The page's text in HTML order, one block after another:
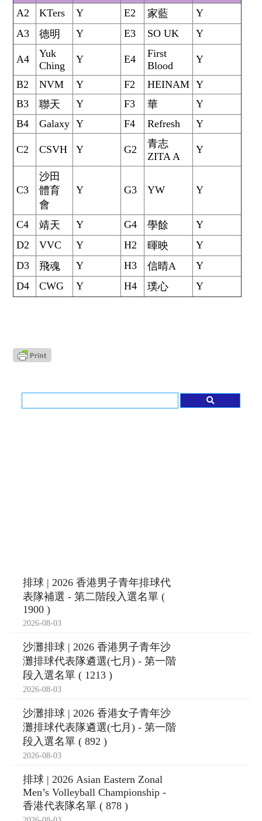
A2
KTers Y E2 家藍
Y
A3
德明 Y E3 SO UK Y
A4
Yuk
Ching
Y E4
First
Blood
Y
B2 NVM Y F2 HEINAM Y
B3
聯天 Y F3 華
Y
B4
Galaxy Y F4 Refresh Y
C2 CSVH Y G2
青志
ZITA A
Y
C3
沙田
體育
會
Y G3 YW Y
C4 靖天 Y G4 學餘
Y
D2
VVC Y H2 暉映
Y
D3
飛魂 Y H3 信晴A
Y
D4
CWG Y H4 璞心 Y
排球 | 2026 香港男子青年排球代
表隊補選 - 第二階段入選名單 (
1900 )
2026-08-03
沙灘排球 | 2026 香港男子青年沙
灘排球代表隊遴選(七月) - 第一階
段入選名單 ( 1213 )
2026-08-03
沙灘排球 | 2026 香港女子青年沙
灘排球代表隊遴選(七月) - 第一階
段入選名單 ( 892 )
2026-08-03
排球 | 2026 Asian Eastern Zonal
Men’s Volleyball Championship -
香港代表隊名單 ( 878 )